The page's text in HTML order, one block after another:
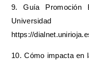
9. Guía Promoción
https://
10. Cómo impacta en